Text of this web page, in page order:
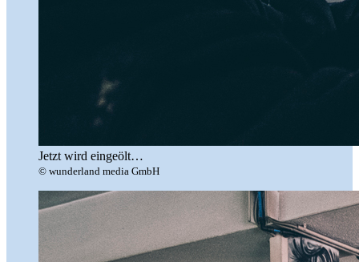
Jetzt wird eingeölt…
© wunderland media GmbH